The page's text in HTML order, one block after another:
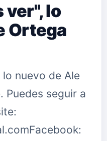
ver", lo
Ortega
nuevo de Ale
Puedes seguir a